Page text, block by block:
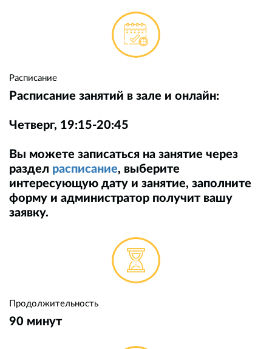
Расписание
Расписание занятий в зале и онлайн:
Четверг, 19:15-20:45
Вы можете записаться на занятие через
раздел расписание, выберите
интересующую дату и занятие, заполните
форму и администратор получит вашу
заявку.
Продолжительность
90 минут